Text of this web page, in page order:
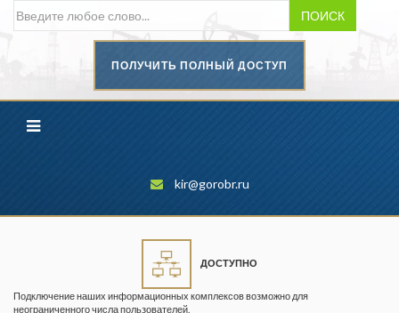
ПОИСК
ПОЛУЧИТЬ ПОЛНЫЙ ДОСТУП
kir@gorobr.ru
ДОСТУПНО
Подключение наших информационных комплексов возможно для
неограниченного числа пользователей.
промышленности